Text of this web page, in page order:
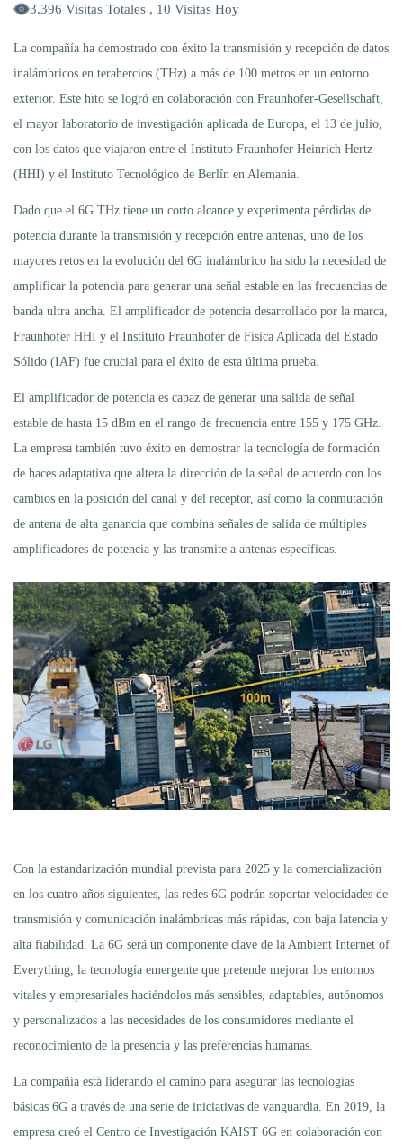
3.396 Visitas Totales , 10 Visitas Hoy
La compañía ha demostrado con éxito la transmisión y recepción de datos
inalámbricos en terahercios (THz) a más de 100 metros en un entorno
exterior. Este hito se logró en colaboración con Fraunhofer-Gesellschaft,
el mayor laboratorio de investigación aplicada de Europa, el 13 de julio,
con los datos que viajaron entre el Instituto Fraunhofer Heinrich Hertz
(HHI) y el Instituto Tecnológico de Berlín en Alemania.
Dado que el 6G THz tiene un corto alcance y experimenta pérdidas de
potencia durante la transmisión y recepción entre antenas, uno de los
mayores retos en la evolución del 6G inalámbrico ha sido la necesidad de
amplificar la potencia para generar una señal estable en las frecuencias de
banda ultra ancha. El amplificador de potencia desarrollado por la marca,
Fraunhofer HHI y el Instituto Fraunhofer de Física Aplicada del Estado
Sólido (IAF) fue crucial para el éxito de esta última prueba.
El amplificador de potencia es capaz de generar una salida de señal
estable de hasta 15 dBm en el rango de frecuencia entre 155 y 175 GHz.
La empresa también tuvo éxito en demostrar la tecnología de formación
de haces adaptativa que altera la dirección de la señal de acuerdo con los
cambios en la posición del canal y del receptor, así como la conmutación
de antena de alta ganancia que combina señales de salida de múltiples
amplificadores de potencia y las transmite a antenas específicas.
Con la estandarización mundial prevista para 2025 y la comercialización
en los cuatro años siguientes, las redes 6G podrán soportar velocidades de
transmisión y comunicación inalámbricas más rápidas, con baja latencia y
alta fiabilidad. La 6G será un componente clave de la Ambient Internet of
Everything, la tecnología emergente que pretende mejorar los entornos
vitales y empresariales haciéndolos más sensibles, adaptables, autónomos
y personalizados a las necesidades de los consumidores mediante el
reconocimiento de la presencia y las preferencias humanas.
La compañía está liderando el camino para asegurar las tecnologías
básicas 6G a través de una serie de iniciativas de vanguardia. En 2019, la
empresa creó el Centro de Investigación KAIST 6G en colaboración con